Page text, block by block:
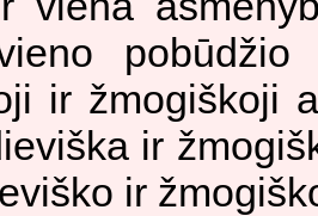
ir žmogiškoji
ir
ir